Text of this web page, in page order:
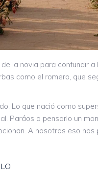
la novia para confundir
como el romero, que
Lo que nació como
Paráos a pensarlo un
A nosotros eso